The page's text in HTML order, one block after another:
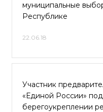
муниципальные
Республике
22.06.18
Участник
«Единой России»
берегоукреплении